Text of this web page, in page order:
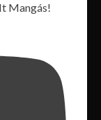
Mangás!